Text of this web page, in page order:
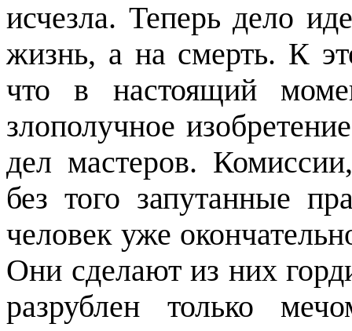
исчезла. Теперь дело
жизнь, а на смерть. К
что в настоящий
злополучное
дел мастеров.
без того запутанные
человек уже
Они сделают из них
разрублен только